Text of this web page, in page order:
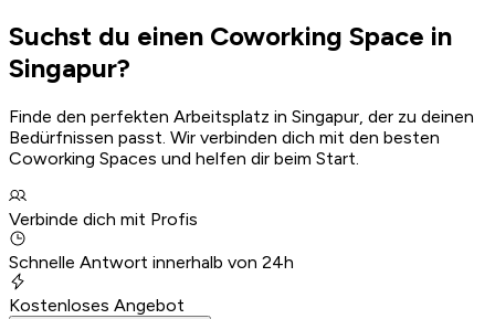
Suchst du einen Coworking Space in
Singapur?
Finde den perfekten Arbeitsplatz in Singapur, der zu deinen
Bedürfnissen passt. Wir verbinden dich mit den besten
Coworking Spaces und helfen dir beim Start.
Verbinde dich mit Profis
Schnelle Antwort innerhalb von 24h
Kostenloses Angebot